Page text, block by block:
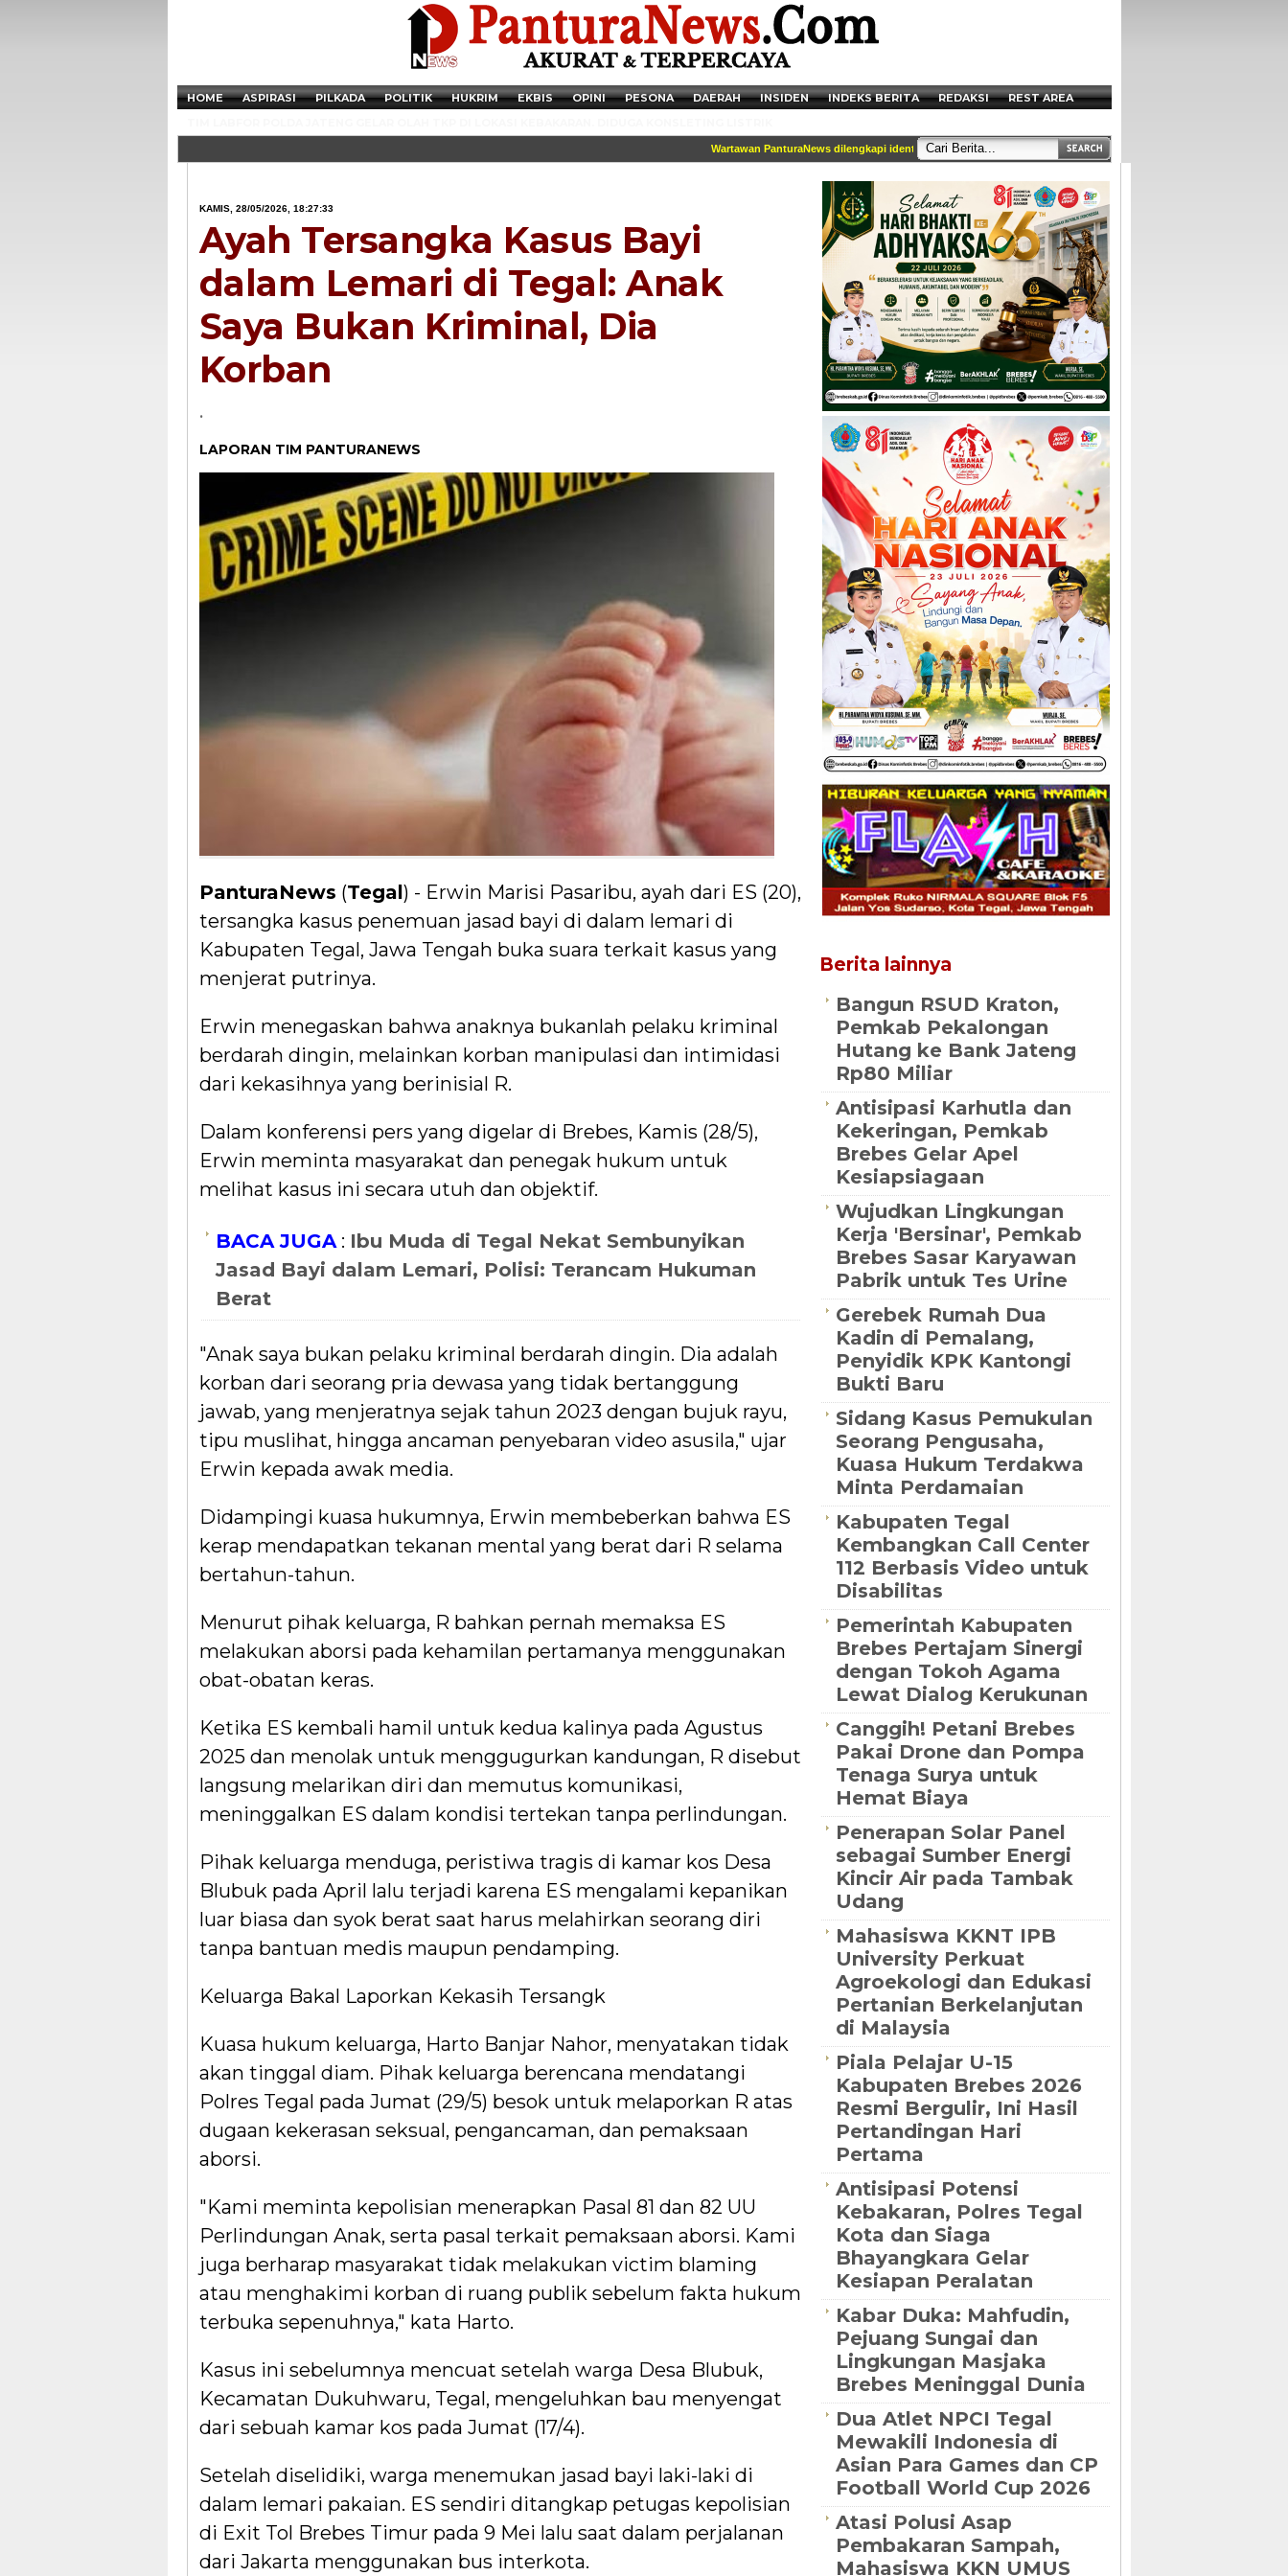
HOME ASPIRASI PILKADA POLITIK HUKRIM EKBIS OPINI PESONA DAERAH INSIDEN INDEKS BERITA REDAKSI
REST AREA
Wartawan PanturaNews dilengkapi identitas dan tercantum di box redaksi || Akses Kami di Handphone anda melalui
Newsticker - 14:41:41 Miris, Puluhan Remaja hingga Anak SD Terjaring
KAMIS, 28/05/2026, 18:27:33
Ayah Tersangka Kasus Bayi
dalam Lemari di Tegal: Anak
Saya Bukan Kriminal, Dia
Korban
.
LAPORAN TIM PANTURANEWS
PanturaNews (Tegal) - Erwin Marisi Pasaribu, ayah dari ES (20),
tersangka kasus penemuan jasad bayi di dalam lemari di
Kabupaten Tegal, Jawa Tengah buka suara terkait kasus yang
menjerat putrinya.
Erwin menegaskan bahwa anaknya bukanlah pelaku kriminal
berdarah dingin, melainkan korban manipulasi dan intimidasi
dari kekasihnya yang berinisial R.
Dalam konferensi pers yang digelar di Brebes, Kamis (28/5),
Erwin meminta masyarakat dan penegak hukum untuk
melihat kasus ini secara utuh dan objektif.
BACA JUGA: Ibu Muda di Tegal Nekat Sembunyikan
Jasad Bayi dalam Lemari, Polisi: Terancam Hukuman
Berat
"Anak saya bukan pelaku kriminal berdarah dingin. Dia adalah
korban dari seorang pria dewasa yang tidak bertanggung
jawab, yang menjeratnya sejak tahun 2023 dengan bujuk rayu,
tipu muslihat, hingga ancaman penyebaran video asusila," ujar
Erwin kepada awak media.
Didampingi kuasa hukumnya, Erwin membeberkan bahwa ES
kerap mendapatkan tekanan mental yang berat dari R selama
bertahun-tahun.
Menurut pihak keluarga, R bahkan pernah memaksa ES
melakukan aborsi pada kehamilan pertamanya menggunakan
obat-obatan keras.
Ketika ES kembali hamil untuk kedua kalinya pada Agustus
2025 dan menolak untuk menggugurkan kandungan, R disebut
langsung melarikan diri dan memutus komunikasi,
meninggalkan ES dalam kondisi tertekan tanpa perlindungan.
Pihak keluarga menduga, peristiwa tragis di kamar kos Desa
Blubuk pada April lalu terjadi karena ES mengalami kepanikan
luar biasa dan syok berat saat harus melahirkan seorang diri
tanpa bantuan medis maupun pendamping.
Keluarga Bakal Laporkan Kekasih Tersangk
Kuasa hukum keluarga, Harto Banjar Nahor, menyatakan tidak
akan tinggal diam. Pihak keluarga berencana mendatangi
Polres Tegal pada Jumat (29/5) besok untuk melaporkan R atas
dugaan kekerasan seksual, pengancaman, dan pemaksaan
aborsi.
"Kami meminta kepolisian menerapkan Pasal 81 dan 82 UU
Perlindungan Anak, serta pasal terkait pemaksaan aborsi. Kami
juga berharap masyarakat tidak melakukan victim blaming
atau menghakimi korban di ruang publik sebelum fakta hukum
terbuka sepenuhnya," kata Harto.
Kasus ini sebelumnya mencuat setelah warga Desa Blubuk,
Kecamatan Dukuhwaru, Tegal, mengeluhkan bau menyengat
dari sebuah kamar kos pada Jumat (17/4).
Setelah diselidiki, warga menemukan jasad bayi laki-laki di
dalam lemari pakaian. ES sendiri ditangkap petugas kepolisian
di Exit Tol Brebes Timur pada 9 Mei lalu saat dalam perjalanan
dari Jakarta menggunakan bus interkota.
Berita lainnya
Bangun RSUD Kraton,
Pemkab Pekalongan
Hutang ke Bank Jateng
Rp80 Miliar
Antisipasi Karhutla dan
Kekeringan, Pemkab
Brebes Gelar Apel
Kesiapsiagaan
Wujudkan Lingkungan
Kerja 'Bersinar', Pemkab
Brebes Sasar Karyawan
Pabrik untuk Tes Urine
Gerebek Rumah Dua
Kadin di Pemalang,
Penyidik KPK Kantongi
Bukti Baru
Sidang Kasus Pemukulan
Seorang Pengusaha,
Kuasa Hukum Terdakwa
Minta Perdamaian
Kabupaten Tegal
Kembangkan Call Center
112 Berbasis Video untuk
Disabilitas
Pemerintah Kabupaten
Brebes Pertajam Sinergi
dengan Tokoh Agama
Lewat Dialog Kerukunan
Canggih! Petani Brebes
Pakai Drone dan Pompa
Tenaga Surya untuk
Hemat Biaya
Penerapan Solar Panel
sebagai Sumber Energi
Kincir Air pada Tambak
Udang
Mahasiswa KKNT IPB
University Perkuat
Agroekologi dan Edukasi
Pertanian Berkelanjutan
di Malaysia
Piala Pelajar U-15
Kabupaten Brebes 2026
Resmi Bergulir, Ini Hasil
Pertandingan Hari
Pertama
Antisipasi Potensi
Kebakaran, Polres Tegal
Kota dan Siaga
Bhayangkara Gelar
Kesiapan Peralatan
Kabar Duka: Mahfudin,
Pejuang Sungai dan
Lingkungan Masjaka
Brebes Meninggal Dunia
Dua Atlet NPCI Tegal
Mewakili Indonesia di
Asian Para Games dan CP
Football World Cup 2026
Atasi Polusi Asap
Pembakaran Sampah,
Mahasiswa KKN UMUS